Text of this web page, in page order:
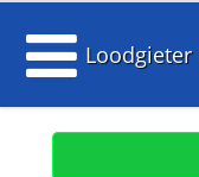
Loodgieter